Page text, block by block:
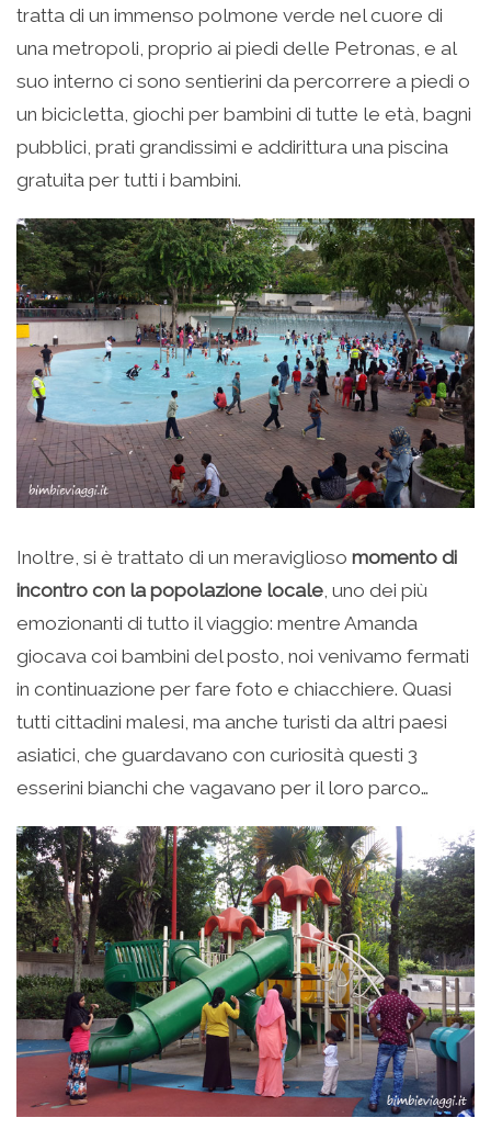
tratta di un immenso polmone verde nel cuore di
una metropoli, proprio ai piedi delle Petronas, e al
suo interno ci sono sentierini da percorrere a piedi o
un bicicletta, giochi per bambini di tutte le età, bagni
pubblici, prati grandissimi e addirittura una piscina
gratuita per tutti i bambini.
Inoltre, si è trattato di un meraviglioso momento di
incontro con la popolazione locale, uno dei più
emozionanti di tutto il viaggio: mentre Amanda
giocava coi bambini del posto, noi venivamo fermati
in continuazione per fare foto e chiacchiere. Quasi
tutti cittadini malesi, ma anche turisti da altri paesi
asiatici, che guardavano con curiosità questi 3
esserini bianchi che vagavano per il loro parco…